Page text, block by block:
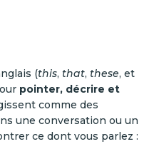
(this, that, these, et
pointer, décrire et
comme des
une conversation ou un
ce dont vous parlez :